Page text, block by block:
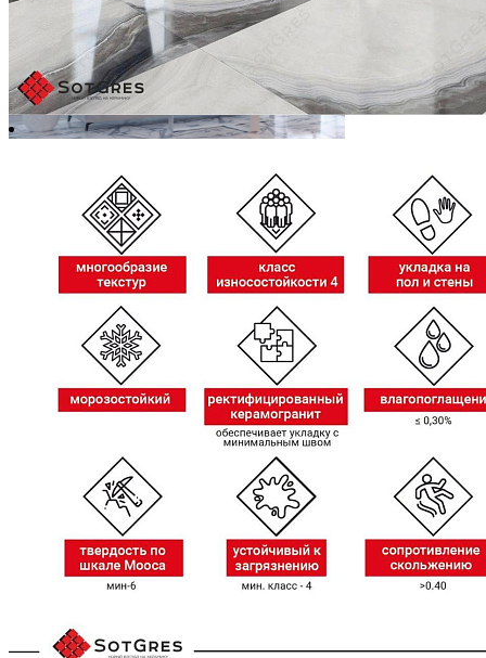
BOOKMATCH SCATTER WHITE /60х60/ глянцевый белый с
серым керамический гранит панно под мрамор
Ширина, мм: 600
Длина, мм: 600
Толщина, мм: 9
В избранное В избранном